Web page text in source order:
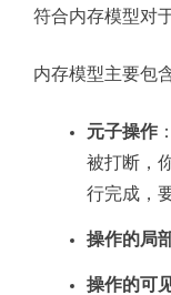
符合内存模型对
内存模型主要包
元子操作
被打断，
行完成，
操作的局
操作的可